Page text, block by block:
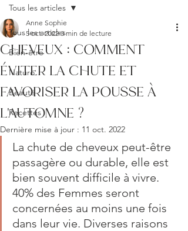
Tous les articles
Bien-être
Naturo
Beauté
Recettes
Tous les articles
CHEVEUX : COMMENT
ÉVITER LA CHUTE ET
FAVORISER LA POUSSE À
L'AUTOMNE ?
Anne Sophie
5 oct. 2022 3 min de lecture
Dernière mise à jour : 11 oct. 2022
La chute de cheveux peut-être
passagère ou durable, elle est
bien souvent difficile à vivre.
40% des Femmes seront
concernées au moins une fois
dans leur vie. Diverses raisons